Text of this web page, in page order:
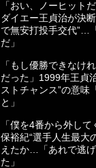
「おい、ノーヒット
ダイエー王貞治が決
で無安打投手交代”…
だ」
「もし優勝できなけ
だった」1999年王貞
ストチャンス”の意味
と」
「僕を4番から外し
保裕紀“選手人生最大
えたか…「あれで逃
た」